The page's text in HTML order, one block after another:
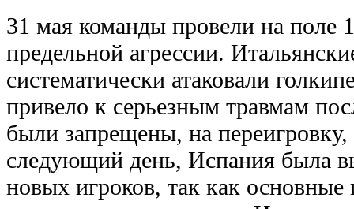
31 мая команды провели на поле
предельной агрессии.
систематически атаковали
привело к серьезным травмам
были запрещены, на
следующий день, Испания была
новых игроков, так как